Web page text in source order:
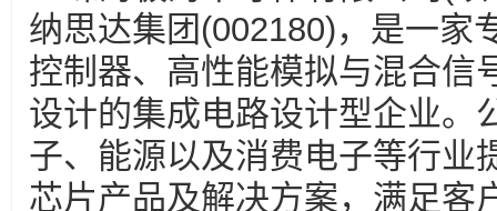
纳思达集团(002180)，是一家
控制器、高性能模拟与混合信
设计的集成电路设计型企业。
子、能源以及消费电子等行业
芯片产品及解决方案，满足客